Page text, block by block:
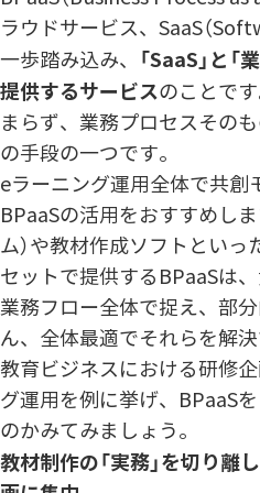
ラウドサービス、SaaS（
一歩踏み込み、
「SaaS」と「
提供するサービスのことで
まらず、業務プロセスその
の手段の一つです。
eラーニング運用全体で共創
BPaaSの活用をおすすめし
ム）や教材作成ソフトとい
セットで提供するBPaaSは
業務フロー全体で捉え、部
ん、全体最適でそれらを解
教育ビジネスにおける研修
グ運用を例に挙げ、BPaaS
のかみてみましょう。
教材制作の「実務」を切り離